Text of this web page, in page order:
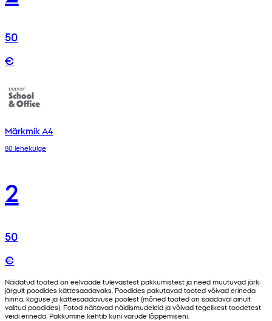
50
€
Märkmik A4
80 lehekülge
2
50
€
Näidatud tooted on eelvaade tulevastest pakkumistest ja need muutuvad järk-
järgult poodides kättesaadavaks. Poodides pakutavad tooted võivad erineda
hinna, koguse ja kättesaadavuse poolest (mõned tooted on saadaval ainult
valitud poodides). Fotod näitavad näidismudeleid ja võivad tegelikest toodetest
veidi erineda. Pakkumine kehtib kuni varude lõppemiseni.